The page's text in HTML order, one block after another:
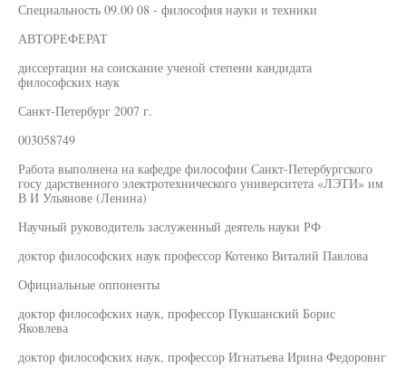
Специальность 09.00 08 - философия науки и техники
АВТОРЕФЕРАТ
диссертации на соискание ученой степени кандидата
философских наук
Санкт-Петербург 2007 г.
003058749
Работа выполнена на кафедре философии Санкт-Петербургского
госу дарственного электротехнического университета «ЛЭТИ» им
В И Ульянове (Ленина)
Научный руководитель заслуженный деятель науки РФ
доктор философских наук профессор Котенко Виталий Павлова
Официальные оппоненты
доктор философских наук, профессор Пукшанский Борис
Яковлева
доктор философских наук, профессор Игнатьева Ирина Федоровнг